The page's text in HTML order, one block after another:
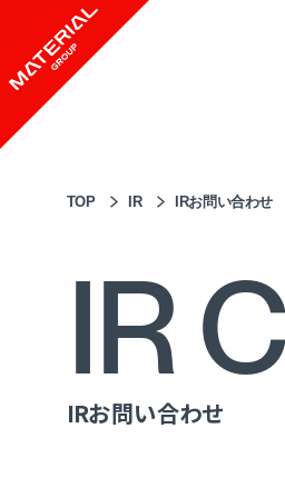
TOP IR IRお問い合わせ
IR
IRお問い合わせ